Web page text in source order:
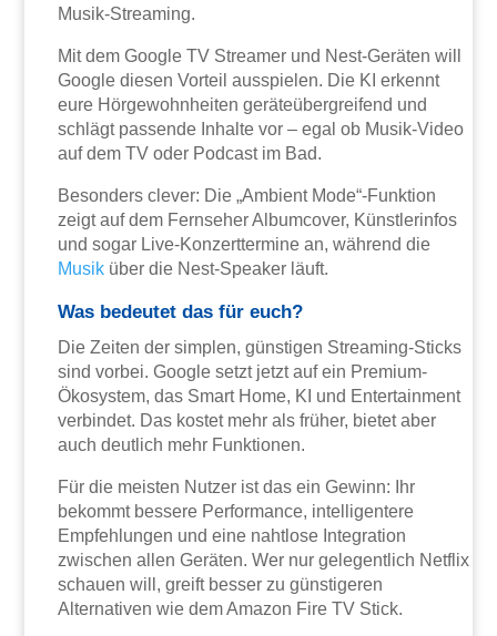
Musik-Streaming.
Mit dem Google TV Streamer und Nest-Geräten will
Google diesen Vorteil ausspielen. Die KI erkennt
eure Hörgewohnheiten geräteübergreifend und
schlägt passende Inhalte vor – egal ob Musik-Video
auf dem TV oder Podcast im Bad.
Besonders clever: Die „Ambient Mode“-Funktion
zeigt auf dem Fernseher Albumcover, Künstlerinfos
und sogar Live-Konzerttermine an, während die
Musik über die Nest-Speaker läuft.
Was bedeutet das für euch?
Die Zeiten der simplen, günstigen Streaming-Sticks
sind vorbei. Google setzt jetzt auf ein Premium-
Ökosystem, das Smart Home, KI und Entertainment
verbindet. Das kostet mehr als früher, bietet aber
auch deutlich mehr Funktionen.
Für die meisten Nutzer ist das ein Gewinn: Ihr
bekommt bessere Performance, intelligentere
Empfehlungen und eine nahtlose Integration
zwischen allen Geräten. Wer nur gelegentlich Netflix
schauen will, greift besser zu günstigeren
Alternativen wie dem Amazon Fire TV Stick.